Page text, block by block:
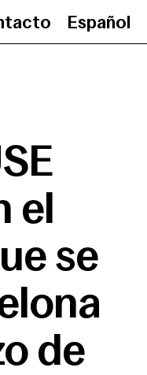
Español
el
se
de